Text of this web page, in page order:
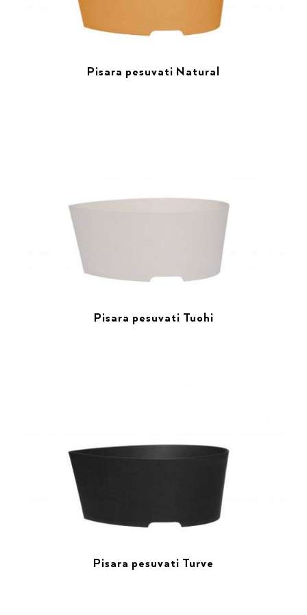
Pisara pesuvati Natural
Pisara pesuvati Tuohi
Pisara pesuvati Turve